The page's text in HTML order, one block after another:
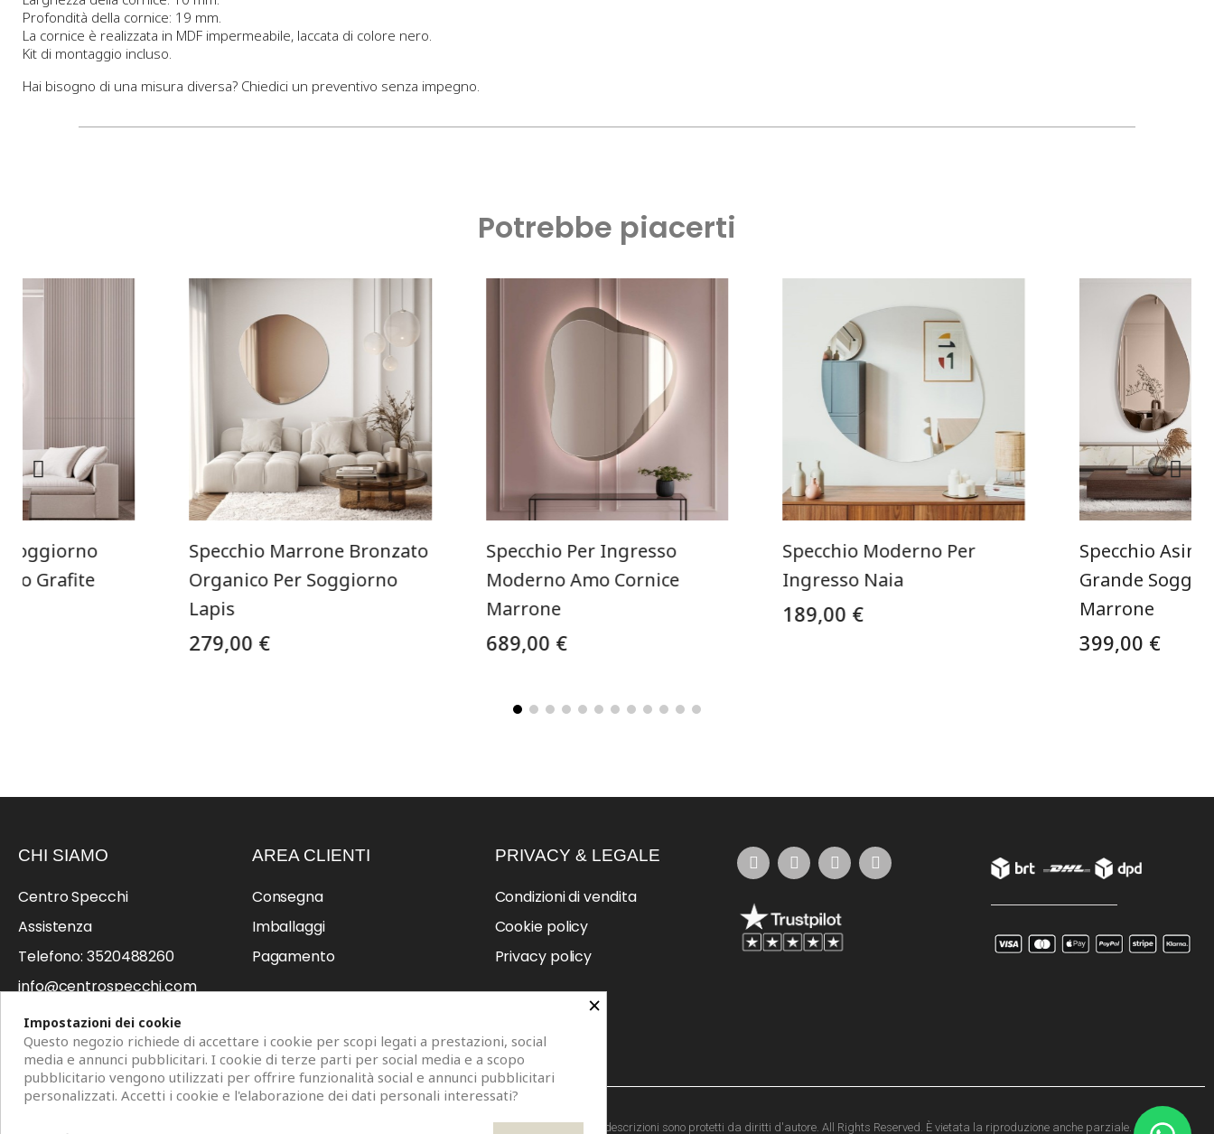
Profondità della cornice: 19 mm.
La cornice è realizzata in MDF impermeabile, laccata di colore nero.
Kit di montaggio incluso.
Hai bisogno di una misura diversa? Chiedici un preventivo senza impegno.
Potrebbe piacerti
Soggiorno
Grafite
Specchio Marrone Bronzato
Organico Per Soggiorno
Lapis
279,00 €
Specchio Per Ingresso
Moderno Amo Cornice
Marrone
689,00 €
Specchio Moderno Per
Ingresso Naia
189,00 €
Specchio
Grande
Marrone
399,00 €
CHI SIAMO
Centro Specchi
Assistenza
Telefono: 3520488260
info@centrospecchi.com
Professionisti
AREA CLIENTI
Consegna
Imballaggi
Pagamento
PRIVACY & LEGALE
Condizioni di vendita
Cookie policy
Privacy policy
Copyright © 2026 Centro Specchi. Mestre (Venezia) P.IVA 04962320273. Modelli di specchi, fotografie e descrizioni sono protetti da diritti d'autore. All Rights Reserved. È vietata la riproduzione anche parziale.
×
Impostazioni dei cookie
Questo negozio richiede di accettare i cookie per scopi legati a prestazioni, social
media e annunci pubblicitari. I cookie di terze parti per social media e a scopo
pubblicitario vengono utilizzati per offrire funzionalità social e annunci pubblicitari
personalizzati. Accetti i cookie e l'elaborazione dei dati personali interessati?